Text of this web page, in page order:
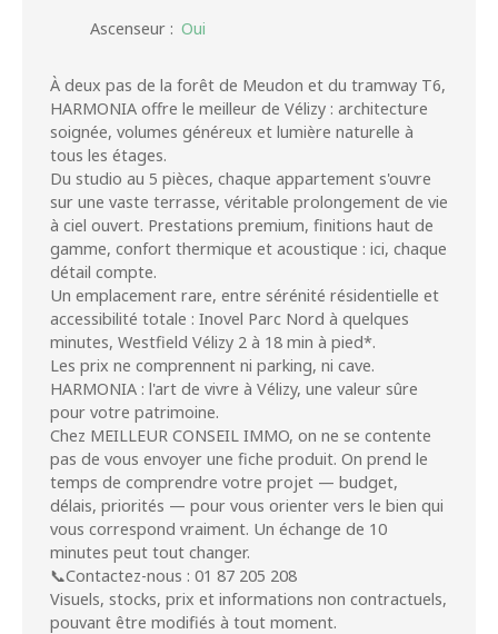
Ascenseur : Oui
À deux pas de la forêt de Meudon et du tramway T6,
HARMONIA offre le meilleur de Vélizy : architecture
soignée, volumes généreux et lumière naturelle à
tous les étages.
Du studio au 5 pièces, chaque appartement s'ouvre
sur une vaste terrasse, véritable prolongement de vie
à ciel ouvert. Prestations premium, finitions haut de
gamme, confort thermique et acoustique : ici, chaque
détail compte.
Un emplacement rare, entre sérénité résidentielle et
accessibilité totale : Inovel Parc Nord à quelques
minutes, Westfield Vélizy 2 à 18 min à pied*.
Les prix ne comprennent ni parking, ni cave.
HARMONIA : l'art de vivre à Vélizy, une valeur sûre
pour votre patrimoine.
Chez MEILLEUR CONSEIL IMMO, on ne se contente
pas de vous envoyer une fiche produit. On prend le
temps de comprendre votre projet — budget,
délais, priorités — pour vous orienter vers le bien qui
vous correspond vraiment. Un échange de 10
minutes peut tout changer.
📞Contactez-nous : 01 87 205 208
Visuels, stocks, prix et informations non contractuels,
pouvant être modifiés à tout moment.